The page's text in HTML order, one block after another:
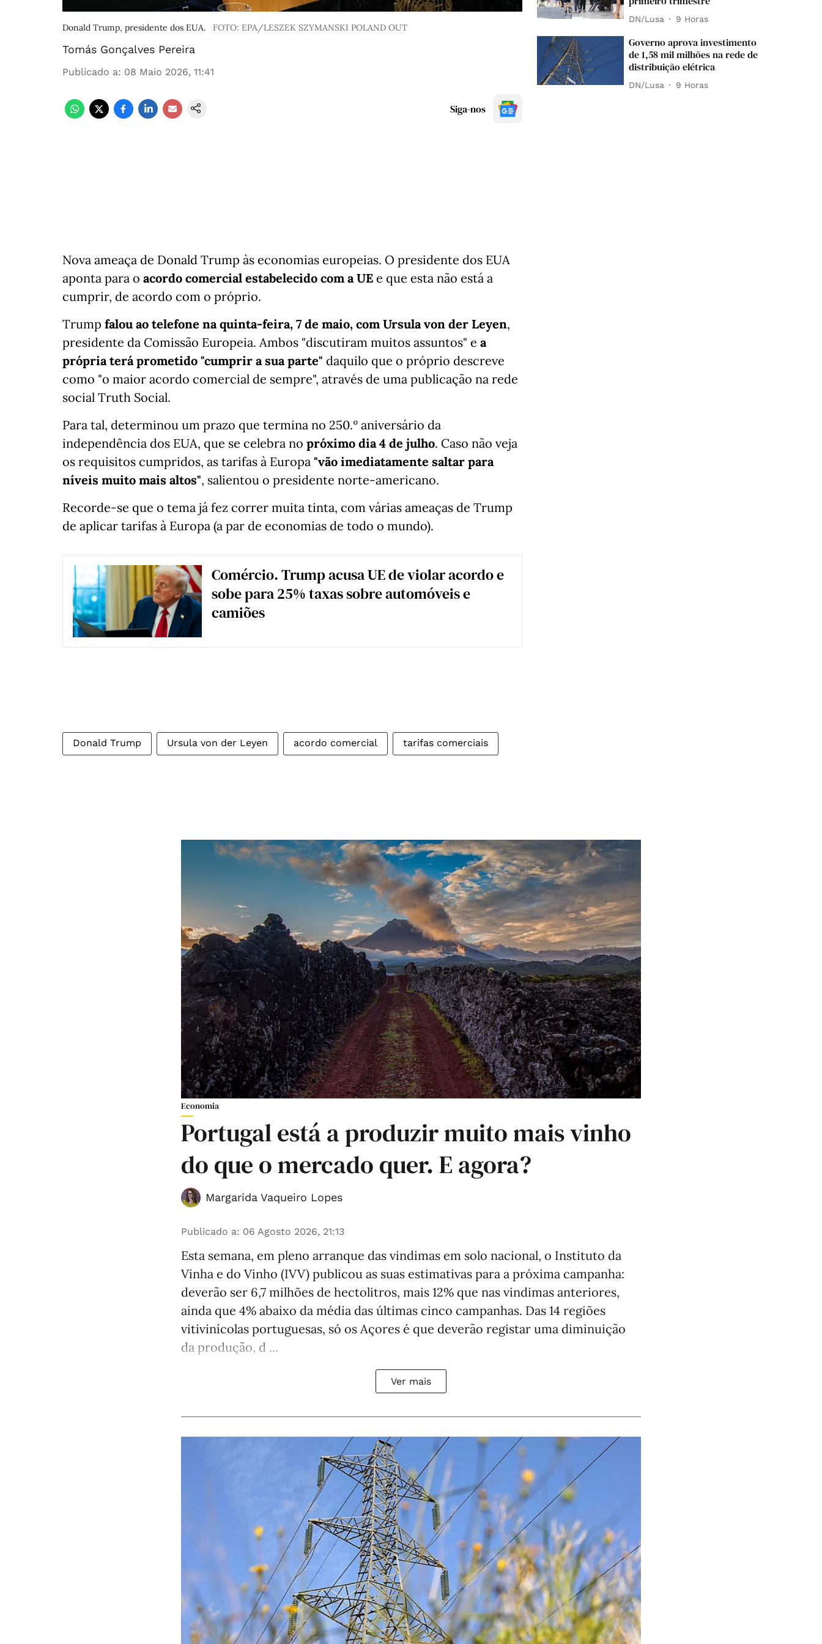
Donald Trump, presidente dos EUA. FOTO: EPA/LESZEK SZYMANSKI POLAND OUT
Tomás Gonçalves Pereira
Publicado a: 08 Maio 2026, 11:41
Siga-nos
Nova ameaça de Donald Trump às economias europeias. O presidente dos EUA
aponta para o acordo comercial estabelecido com a UE e que esta não está a
cumprir, de acordo com o próprio.
Trump falou ao telefone na quinta-feira, 7 de maio, com Ursula von der Leyen,
presidente da Comissão Europeia. Ambos "discutiram muitos assuntos" e a
própria terá prometido "cumprir a sua parte" daquilo que o próprio descreve
como "o maior acordo comercial de sempre", através de uma publicação na rede
social Truth Social.
Para tal, determinou um prazo que termina no 250.º aniversário da
independência dos EUA, que se celebra no próximo dia 4 de julho. Caso não veja
os requisitos cumpridos, as tarifas à Europa "vão imediatamente saltar para
níveis muito mais altos", salientou o presidente norte-americano.
Recorde-se que o tema já fez correr muita tinta, com várias ameaças de Trump
de aplicar tarifas à Europa (a par de economias de todo o mundo).
Comércio. Trump acusa UE de violar acordo e
sobe para 25% taxas sobre automóveis e
camiões
Donald Trump Ursula von der Leyen acordo comercial tarifas comerciais
DN/Lusa 9 Horas
Governo aprova investimento
de 1,58 mil milhões na rede de
distribuição elétrica
DN/Lusa 9 Horas
Economia
Portugal está a produzir muito mais vinho
do que o mercado quer. E agora?
Margarida Vaqueiro Lopes
Publicado a: 06 Agosto 2026, 21:13
Esta semana, em pleno arranque das vindimas em solo nacional, o Instituto da
Vinha e do Vinho (IVV) publicou as suas estimativas para a próxima campanha:
deverão ser 6,7 milhões de hectolitros, mais 12% que nas vindimas anteriores,
ainda que 4% abaixo da média das últimas cinco campanhas. Das 14 regiões
vitivinícolas portuguesas, só os Açores é que deverão registar uma diminuição
da produção, d ...
Ver mais